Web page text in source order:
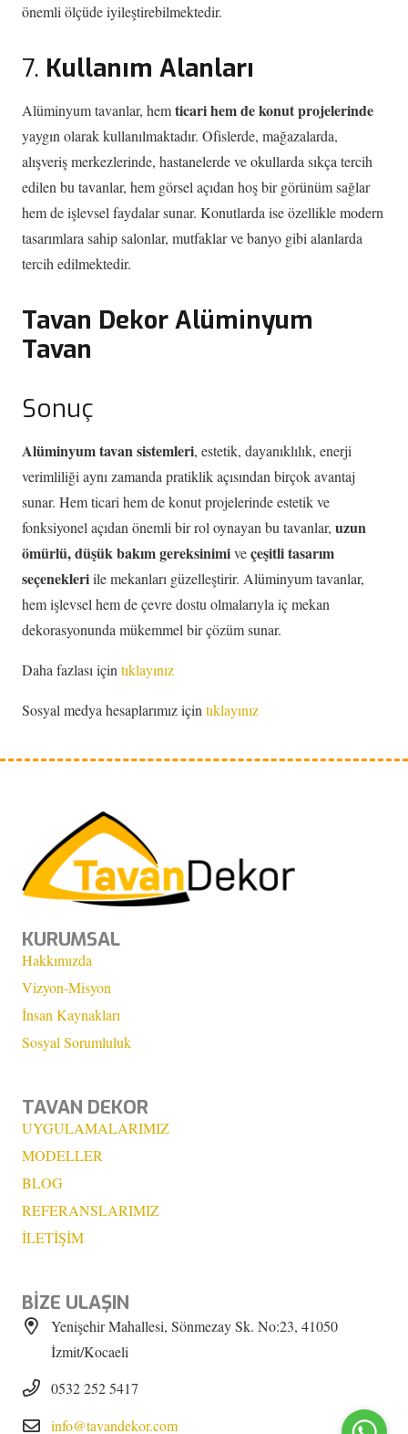
önemli ölçüde iyileştirebilmektedir.
7. Kullanım Alanları
Alüminyum tavanlar, hemticari hem de konut projelerinde
yaygın olarak kullanılmaktadır. Ofislerde, mağazalarda,
alışveriş merkezlerinde, hastanelerde ve okullarda sıkça tercih
edilen bu tavanlar, hem görsel açıdan hoş bir görünüm sağlar
hem de işlevsel faydalar sunar. Konutlarda ise özellikle modern
tasarımlara sahip salonlar, mutfaklar ve banyo gibi alanlarda
tercih edilmektedir.
Tavan Dekor Alüminyum
Tavan
Sonuç
Alüminyum tavan sistemleri, estetik, dayanıklılık, enerji
verimliliği aynı zamanda pratiklik açısından birçok avantaj
sunar. Hem ticari hem de konut projelerinde estetik ve
fonksiyonel açıdan önemli bir rol oynayan bu tavanlar, uzun
ömürlü, düşük bakım gereksinimiveçeşitli tasarım
seçenekleriile mekanları güzelleştirir. Alüminyum tavanlar,
hem işlevsel hem de çevre dostu olmalarıyla iç mekan
dekorasyonunda mükemmel bir çözüm sunar.
Daha fazlası için tıklayınız
Sosyal medya hesaplarımız için tıklayınız
KURUMSAL
Hakkımızda
Vizyon-Misyon
İnsan Kaynakları
Sosyal Sorumluluk
TAVAN DEKOR
UYGULAMALARIMIZ
MODELLER
BLOG
REFERANSLARIMIZ
İLETİŞİM
BİZE ULAŞIN
Yenişehir Mahallesi, Sönmezay Sk. No:23, 41050
İzmit/Kocaeli
0532 252 5417
info@tavandekor.com